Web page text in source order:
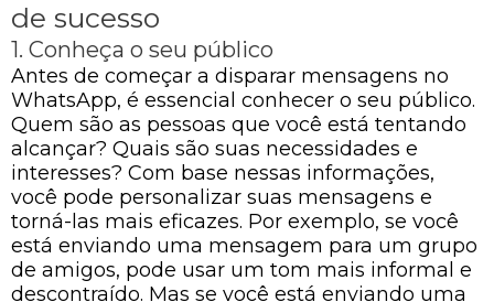
de sucesso
1. Conheça o seu público
Antes de começar a disparar mensagens no
WhatsApp, é essencial conhecer o seu público.
Quem são as pessoas que você está tentando
alcançar? Quais são suas necessidades e
interesses? Com base nessas informações,
você pode personalizar suas mensagens e
torná-las mais eficazes. Por exemplo, se você
está enviando uma mensagem para um grupo
de amigos, pode usar um tom mais informal e
descontraído. Mas se você está enviando uma